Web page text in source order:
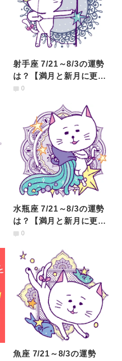
射手座 7/21～8/3の運勢
は？【満月と新月に更
新！インド占星術】
0
水瓶座 7/21～8/3の運勢
は？【満月と新月に更
新！インド占星術】
0
魚座 7/21～8/3の運勢